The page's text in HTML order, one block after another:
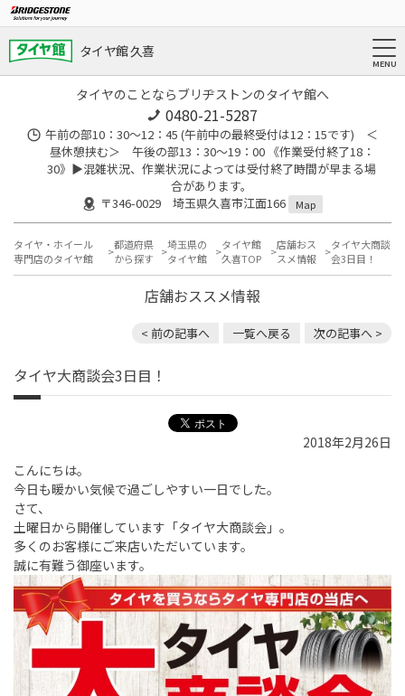
タイヤ館 久喜
タイヤのことならブリヂストンのタイヤ館へ
0480-21-5287
午前の部10：30～12：45 (午前中の最終受付は12：15です) ＜
昼休憩挟む＞ 午後の部13：30～19：00 《作業受付終了18：
30》▶︎混雑状況、作業状況によっては受付終了時間が早まる場
合があります。
〒346-0029 埼玉県久喜市江面166
Map
タイヤ・ホイール
専門店のタイヤ館
都道府県
から探す
埼玉県の
タイヤ館
タイヤ館
久喜TOP
店舗おス
スメ情報
タイヤ大商談
会3日目！
店舗おススメ情報
< 前の記事へ 一覧へ戻る 次の記事へ >
タイヤ大商談会3日目！
2018年2月26日
こんにちは。
今日も暖かい気候で過ごしやすい一日でした。
さて、
土曜日から開催しています「タイヤ大商談会」。
多くのお客様にご来店いただいています。
誠に有難う御座います。